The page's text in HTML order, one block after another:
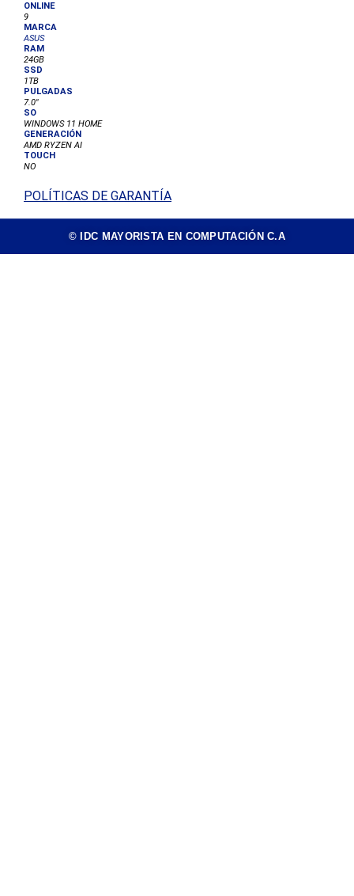
ONLINE
9
MARCA
ASUS
RAM
24GB
SSD
1TB
PULGADAS
7.0"
SO
WINDOWS 11 HOME
GENERACIÓN
AMD RYZEN AI
TOUCH
NO
POLÍTICAS DE GARANTÍA
© IDC MAYORISTA EN COMPUTACIÓN C.A